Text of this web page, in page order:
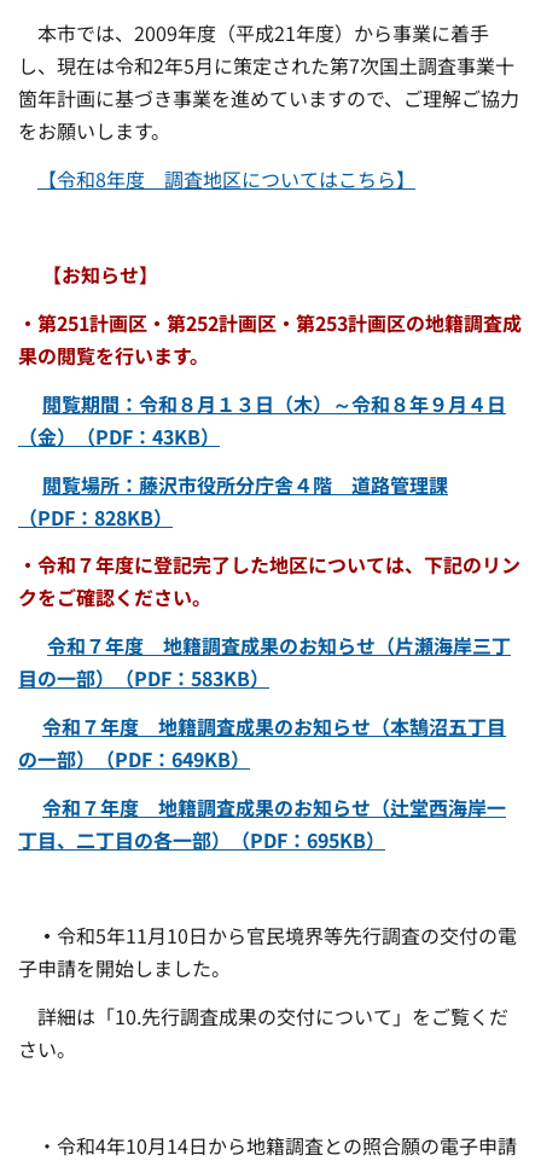
本市では、2009年度（平成21年度）から事業に着手
し、現在は令和2年5月に策定された第7次国土調査事業十
箇年計画に基づき事業を進めていますので、ご理解ご協力
をお願いします。
【令和8年度 調査地区についてはこちら】
【お知らせ】
・第251計画区・第252計画区・第253計画区の地籍調査成
果の閲覧を行います。
閲覧期間：令和８月１３日（木）～令和８年９月４日
（金）（PDF：43KB）
閲覧場所：藤沢市役所分庁舎４階 道路管理課
（PDF：828KB）
・令和７年度に登記完了した地区については、下記のリン
クをご確認ください。
令和７年度 地籍調査成果のお知らせ（片瀬海岸三丁
目の一部）（PDF：583KB）
令和７年度 地籍調査成果のお知らせ（本鵠沼五丁目
の一部）（PDF：649KB）
令和７年度 地籍調査成果のお知らせ（辻堂西海岸一
丁目、二丁目の各一部）（PDF：695KB）
・ 令和5年11月10日から官民境界等先行調査の交付の電
子申請を開始しました。
詳細は「10.先行調査成果の交付について」をご覧くだ
さい。
・令和4年10月14日から地籍調査との照合願の電子申請